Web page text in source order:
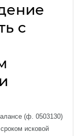
с
(ф. 0503130)
исковой